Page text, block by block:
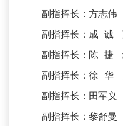
副指挥长：方志
副指挥长：成 诚
副指挥长：陈 捷
副指挥长：徐 华
副指挥长：田军
副指挥长：黎舒